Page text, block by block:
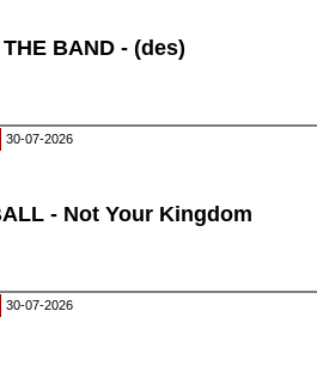
BAND - (des)
30-07-2026
- Not Your Kingdom
30-07-2026